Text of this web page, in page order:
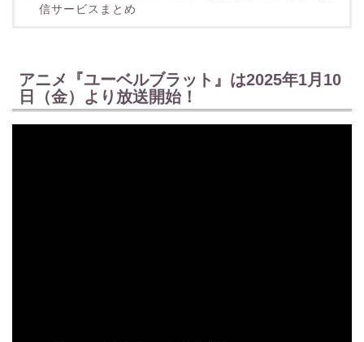
信サービスまとめ
アニメ『ユーベルブラット』は2025年1月10
日（金）より放送開始！